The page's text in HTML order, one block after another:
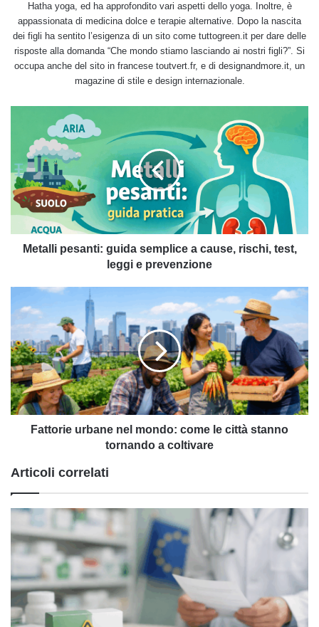
Hatha yoga, ed ha approfondito vari aspetti dello yoga. Inoltre, è
appassionata di medicina dolce e terapie alternative. Dopo la nascita
dei figli ha sentito l’esigenza di un sito come tuttogreen.it per dare delle
risposte alla domanda “Che mondo stiamo lasciando ai nostri figli?”. Si
occupa anche del sito in francese toutvert.fr, e di designandmore.it, un
magazine di stile e design internazionale.
guida
semplice
a
cause,
rischi,
test,
leggi
Metalli pesanti: guida semplice a cause, rischi, test,
leggi e prevenzione
urbane
nel
mondo:
come
le
città
stanno
tornando
Fattorie urbane nel mondo: come le città stanno
tornando a coltivare
Articoli correlati